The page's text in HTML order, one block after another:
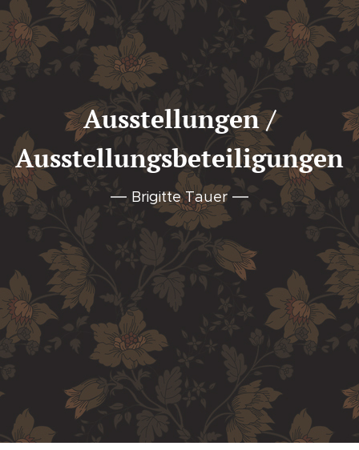
Ausstellungen /
Ausstellungsbeteiligungen
Brigitte Tauer